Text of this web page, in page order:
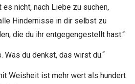
es nicht, nach Liebe zu suchen,
Hindernisse in dir selbst zu
die du ihr entgegengestellt hast.“
Was du denkst, das wirst du.“
Weisheit ist mehr wert als hundert